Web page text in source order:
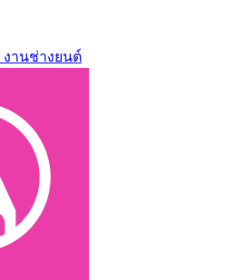
งานช่างยนต์